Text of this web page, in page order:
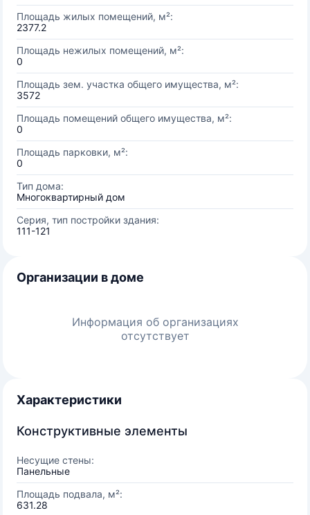
Площадь жилых помещений, м²:
2377.2
Площадь нежилых помещений, м²:
0
Площадь зем. участка общего имущества, м²:
3572
Площадь помещений общего имущества, м²:
0
Площадь парковки, м²:
0
Тип дома:
Многоквартирный дом
Серия, тип постройки здания:
111-121
Организации в доме
Информация об организациях
отсутствует
Характеристики
Конструктивные элементы
Несущие стены:
Панельные
Площадь подвала, м²:
631.28